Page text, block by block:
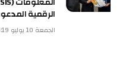
الرقمية
الجمعة 10 يوليو 10:19 م